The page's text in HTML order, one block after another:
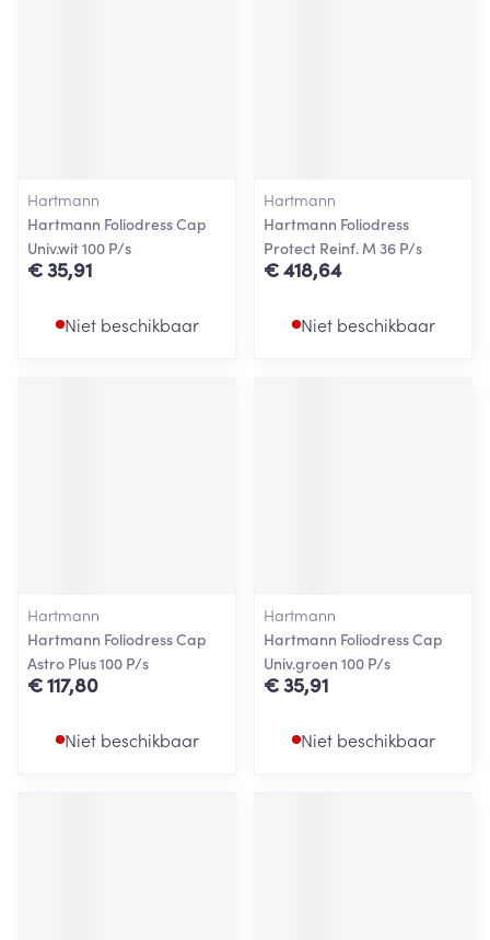
Hartmann
Hartmann Foliodress Cap
Univ.wit 100 P/s
€ 35,91
Niet beschikbaar
Hartmann
Hartmann Foliodress
Protect Reinf. M 36 P/s
€ 418,64
Niet beschikbaar
Hartmann
Hartmann Foliodress Cap
Astro Plus 100 P/s
€ 117,80
Niet beschikbaar
Hartmann
Hartmann Foliodress Cap
Univ.groen 100 P/s
€ 35,91
Niet beschikbaar